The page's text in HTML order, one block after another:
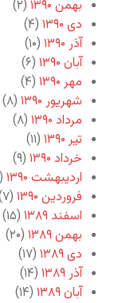
بهمن ۱۳۹۰
(۲)
دی ۱۳۹۰
(۴)
آذر ۱۳۹۰
(۱۰)
آبان ۱۳۹۰
(۶)
مهر ۱۳۹۰
(۴)
شهریور ۱۳۹۰
(۸)
مرداد ۱۳۹۰
(۸)
تیر ۱۳۹۰
(۱۱)
خرداد ۱۳۹۰
(۹)
اردیبهشت ۱۳۹۰
(۷)
فروردین ۱۳۹۰
(۷)
اسفند ۱۳۸۹
(۱۵)
بهمن ۱۳۸۹
(۲۰)
دی ۱۳۸۹
(۱۷)
آذر ۱۳۸۹
(۱۴)
آبان ۱۳۸۹
(۱۴)